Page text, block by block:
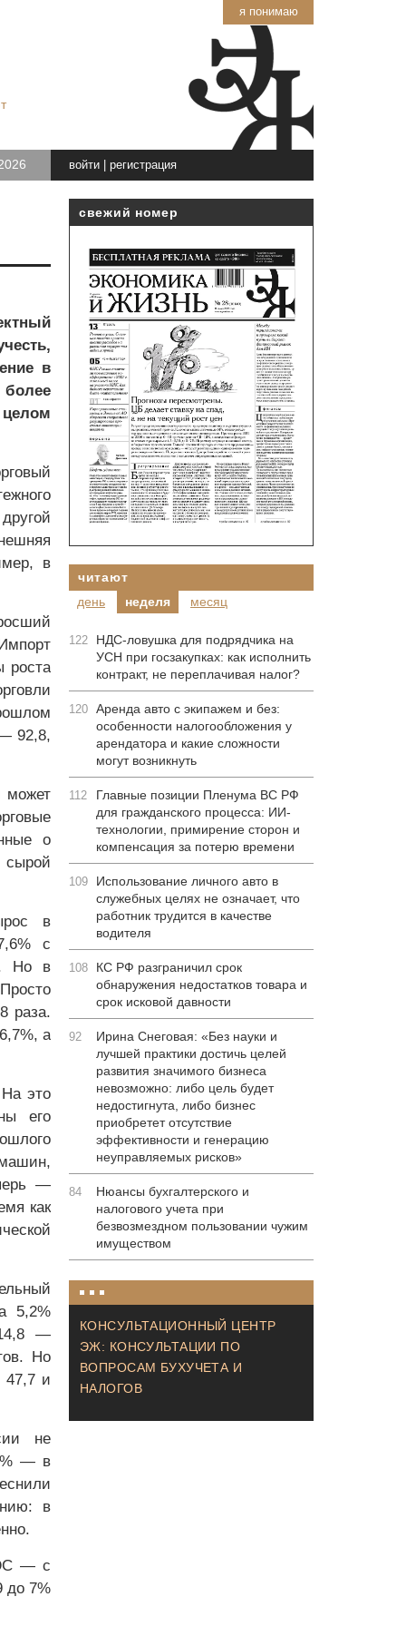
я понимаю
войти| регистрация
в
в
роста
92,8,
может
о
сырой
в
с
Но в
раза.
а
это
его
—
как
5,2%
14,8 —
Но
47,7 и
не
— в
в
— с
до 7%
свежий номер
читают
день
неделя месяц
122
НДС-ловушка для подрядчика на
УСН при госзакупках: как исполнить
контракт, не переплачивая налог?
120 Аренда авто с экипажем и без:
особенности налогообложения у
арендатора и какие сложности
могут возникнуть
112
Главные позиции Пленума ВС РФ
для гражданского процесса: ИИ-
технологии, примирение сторон и
компенсация за потерю времени
109
Использование личного авто в
служебных целях не означает, что
работник трудится в качестве
водителя
108
КС РФ разграничил срок
обнаружения недостатков товара и
срок исковой давности
92
Ирина Снеговая: «Без науки и
лучшей практики достичь целей
развития значимого бизнеса
невозможно: либо цель будет
недостигнута, либо бизнес
приобретет отсутствие
эффективности и генерацию
неуправляемых рисков»
84
Нюансы бухгалтерского и
налогового учета при
безвозмездном пользовании чужим
имуществом
КОНСУЛЬТАЦИОННЫЙ ЦЕНТР
ЭЖ: КОНСУЛЬТАЦИИ ПО
ВОПРОСАМ БУХУЧЕТА И
НАЛОГОВ